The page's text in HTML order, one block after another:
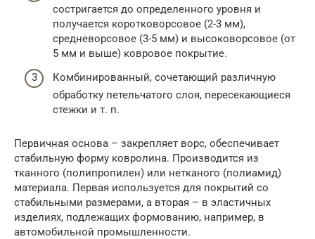
состригается до определенного уровня и
получается коротковорсовое (2-3 мм),
средневорсовое (3-5 мм) и высоковорсовое (от
5 мм и выше) ковровое покрытие.
Комбинированный, сочетающий различную
обработку петельчатого слоя, пересекающиеся
стежки и т. п.
Первичная основа – закрепляет ворс, обеспечивает
стабильную форму ковролина. Производится из
тканного (полипропилен) или нетканого (полиамид)
материала. Первая используется для покрытий со
стабильными размерами, а вторая – в эластичных
изделиях, подлежащих формованию, например, в
автомобильной промышленности.